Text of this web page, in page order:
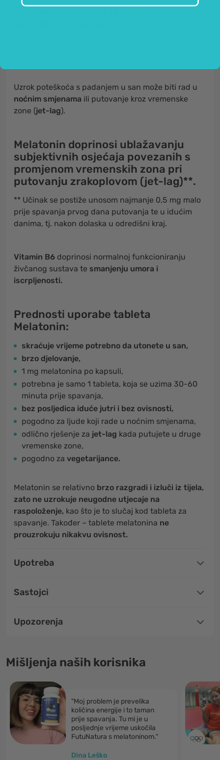
Uzrok poteškoća s padanjem u san može biti rad u
noćnim smjenama ili putovanje kroz vremenske
zone (jet-lag).
Melatonin doprinosi ublažavanju
subjektivnih osjećaja povezanih s
promjenom vremenskih zona pri
putovanju zrakoplovom (jet-lag)**.
** Učinak se postiže unosom najmanje 0,5 mg malo
prije spavanja prvog dana putovanja te u idućim
danima, tj. nakon dolaska u odredišni kraj.
Vitamin B6 doprinosi normalnoj funkcioniranju
živčanog sustava te smanjenju umora i
iscrpljenosti.
Prednosti uporabe tableta
Melatonin:
skraćuje vrijeme potrebno da utonete u san,
brzo djelovanje,
1 mg melatonina po kapsuli,
potrebna je samo 1 tableta, koja se uzima 30-60
minuta prije spavanja,
bez posljedica iduće jutri i bez ovisnosti,
pogodno za ljude koji rade u noćnim smjenama,
odlično rješenje za jet-lag kada putujete u druge
vremenske zone,
pogodno za vegetarijance.
Melatonin se relativno brzo razgradi i izluči iz tijela,
zato ne uzrokuje neugodne utjecaje na
raspoloženje, kao što je to slučaj kod tableta za
spavanje. Također – tablete melatonina ne
prouzrokuju nikakvu ovisnost.
Upotreba
Sastojci
Upozorenja
Mišljenja naših korisnika
"Moj problem je prevelika
količina energije i to taman
prije spavanja. Tu mi je u
posljednje vrijeme uskočila
FutuNatura s melatoninom."
Dina Leško